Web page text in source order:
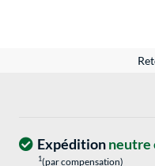
Expéditionneutre
1(par compensation)